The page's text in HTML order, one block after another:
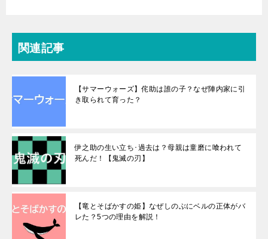
関連記事
【サマーウォーズ】侘助は誰の子？なぜ陣内家に引
き取られて育った？
伊之助の生い立ち･過去は？母親は童磨に喰われて
死んだ！【鬼滅の刃】
【竜とそばかすの姫】なぜしのぶにベルの正体がバ
レた？5つの理由を解説！